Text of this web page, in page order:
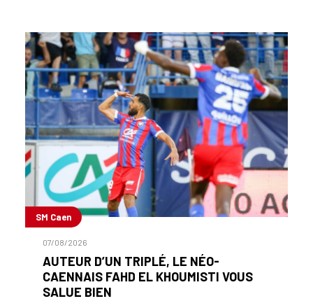
SM Caen
07/08/2026
AUTEUR D’UN TRIPLÉ, LE NÉO-
CAENNAIS FAHD EL KHOUMISTI VOUS
SALUE BIEN